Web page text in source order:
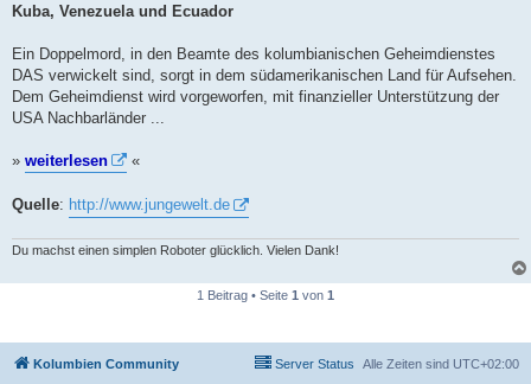
r
Kuba, Venezuela und Ecuador
Ein Doppelmord, in den Beamte des kolumbianischen Geheimdienstes
DAS verwickelt sind, sorgt in dem südamerikanischen Land für Aufsehen.
Dem Geheimdienst wird vorgeworfen, mit finanzieller Unterstützung der
USA Nachbarländer ...
» weiterlesen «
Quelle: http://www.jungewelt.de
Du machst einen simplen Roboter glücklich. Vielen Dank!
1 Beitrag • Seite 1 von 1
Kolumbien Community Alle Zeiten sind UTC+02:00
Server Status